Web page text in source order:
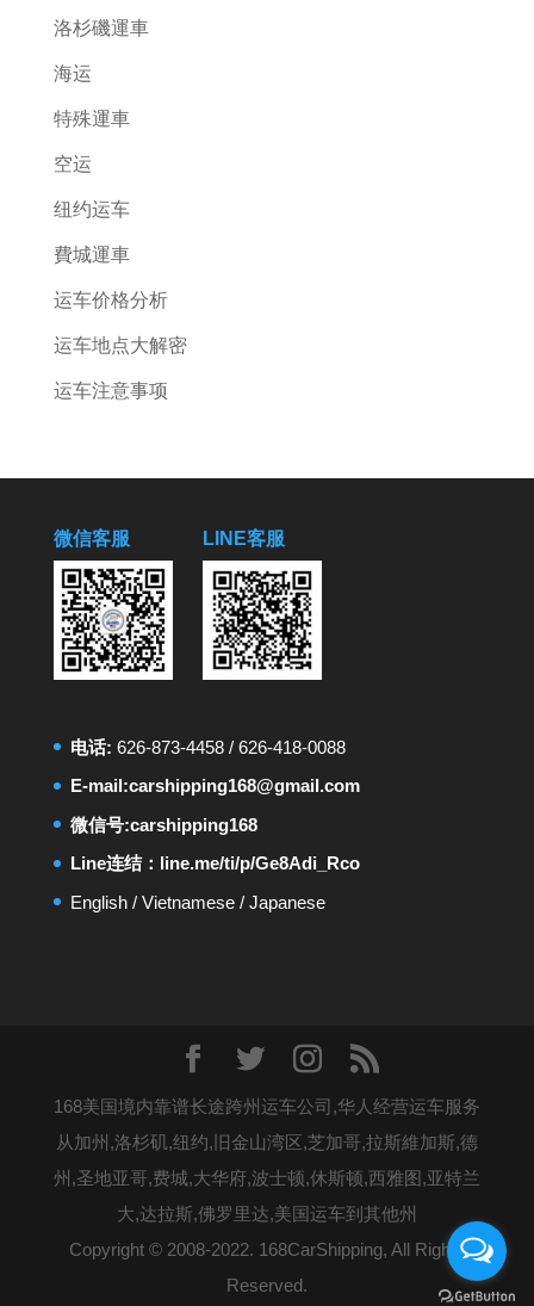
洛杉磯運車
海运
特殊運車
空运
纽约运车
費城運車
运车价格分析
运车地点大解密
运车注意事项
微信客服 LINE客服
电话: 626-873-4458/ 626-418-0088
E-mail:carshipping168@gmail.com
微信号:carshipping168
Line连结： line.me/ti/p/Ge8Adi_Rco
English/ Vietnamese/ Japanese
168美国境内靠谱长途跨州运车公司,华人经营运车服务
从加州,洛杉矶,纽约,旧金山湾区,芝加哥,拉斯維加斯,德
州,圣地亚哥,费城,大华府,波士顿,休斯顿,西雅图,亚特兰
大,达拉斯,佛罗里达,美国运车到其他州
Copyright © 2008-2022. 168CarShipping, All Rights
Reserved.